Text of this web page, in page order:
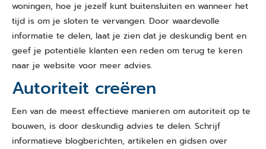
woningen, hoe je jezelf kunt buitensluiten en wanneer het
tijd is om je sloten te vervangen. Door waardevolle
informatie te delen, laat je zien dat je deskundig bent en
geef je potentiële klanten een reden om terug te keren
naar je website voor meer advies.
Autoriteit creëren
Een van de meest effectieve manieren om autoriteit op te
bouwen, is door deskundig advies te delen. Schrijf
informatieve blogberichten, artikelen en gidsen over